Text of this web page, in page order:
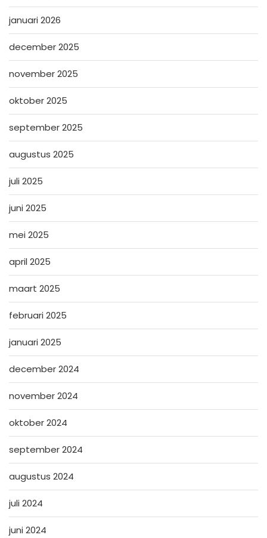
januari 2026
december 2025
november 2025
oktober 2025
september 2025
augustus 2025
juli 2025
juni 2025
mei 2025
april 2025
maart 2025
februari 2025
januari 2025
december 2024
november 2024
oktober 2024
september 2024
augustus 2024
juli 2024
juni 2024